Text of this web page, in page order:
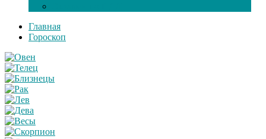
Главная
Гороскоп